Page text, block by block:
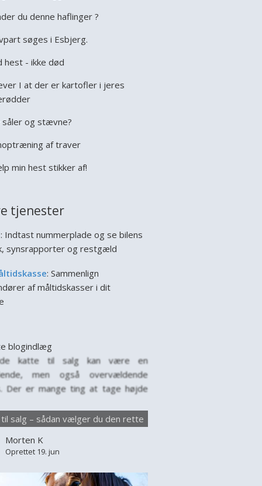
du denne haflinger ?
søges i Esbjerg.
hest - ikke død
I at der er kartofler i jeres
såler og stævne?
af traver
min hest stikker af!
tjenester
: Indtast nummerplade og se bilens
synsrapporter og restgæld
: Sammenlign
af måltidskasser i dit
blogindlæg
katte til salg kan være en
men også overvældende
Der er mange ting at tage højde
Hver kat har sin egen
behov og baggrund, og det
at vælge med omtanke. Markedet
til salg er stort,...
salg – sådan vælger du den rette
Morten K
Oprettet 19. jun